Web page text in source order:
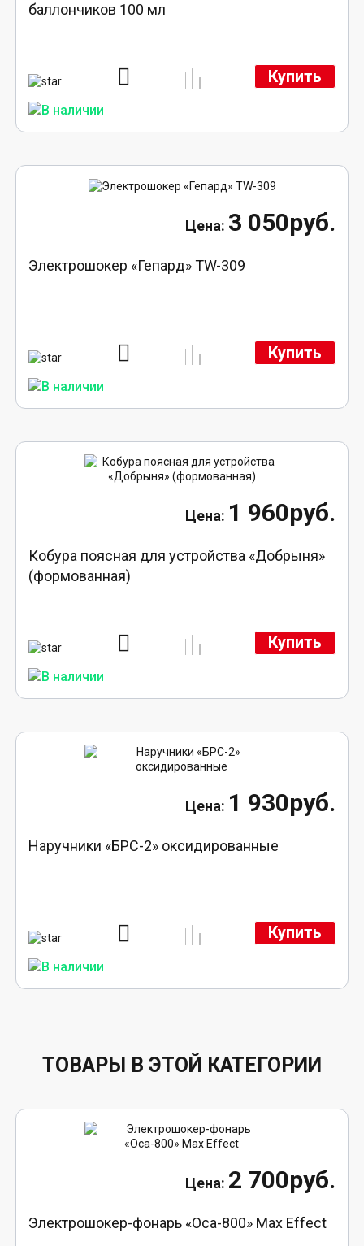
баллончиков 100 мл
Купить
3 050руб.
Электрошокер «Гепард» TW-309
Купить
1 960руб.
Кобура поясная для устройства «Добрыня»
(формованная)
Купить
1 930руб.
Наручники «БРС-2» оксидированные
Купить
ТОВАРЫ В ЭТОЙ КАТЕГОРИИ
2 700руб.
Электрошокер-фонарь «Оса-800» Max Effect